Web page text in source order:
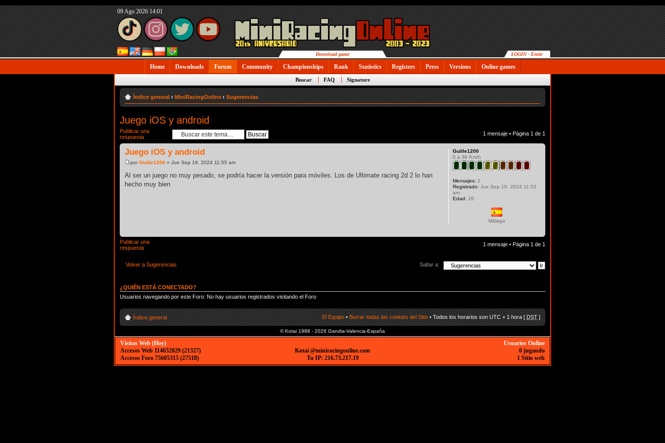
09 Ago 2026 14:01
Download game LOGIN - Enter
Home Downloads Forum Community Championships Rank Statistics Registers Press Versions Online games
Buscar FAQ Signature
Índice general ‹ MiniRacingOnline ‹ Sugerencias
Juego iOS y android
Publicar una
respuesta
1 mensaje • Página 1 de 1
Juego iOS y android
por Guille1200 » Jue Sep 19, 2024 11:55 am
Al ser un juego no muy pesado, se podría hacer la versión para móviles. Los de Ultimate racing 2d 2 lo han
hecho muy bien
Guille1200
0 a 36 Km/h
Mensajes: 2
Registrado: Jue Sep 19, 2024 11:53
am
Edad: 26
Málaga
Publicar una
respuesta
1 mensaje • Página 1 de 1
Volver a Sugerencias Saltar a:
¿QUIÉN ESTÁ CONECTADO?
Usuarios navegando por este Foro: No hay usuarios registrados visitando el Foro
Índice general El Equipo•Borrar todas las cookies del Sitio• Todos los horarios son UTC + 1 hora [DST]
© Kotai 1988 - 2026 Gandia-Valencia-España
Usuarios Online
0 jugando
1 Sitio web
Visitas Web (Hoy)
Accesos Web 114652829 (21327)
Accesos Foro 75605315 (27518)
Kotai @miniracingonline.com
Tu IP: 216.73.217.19